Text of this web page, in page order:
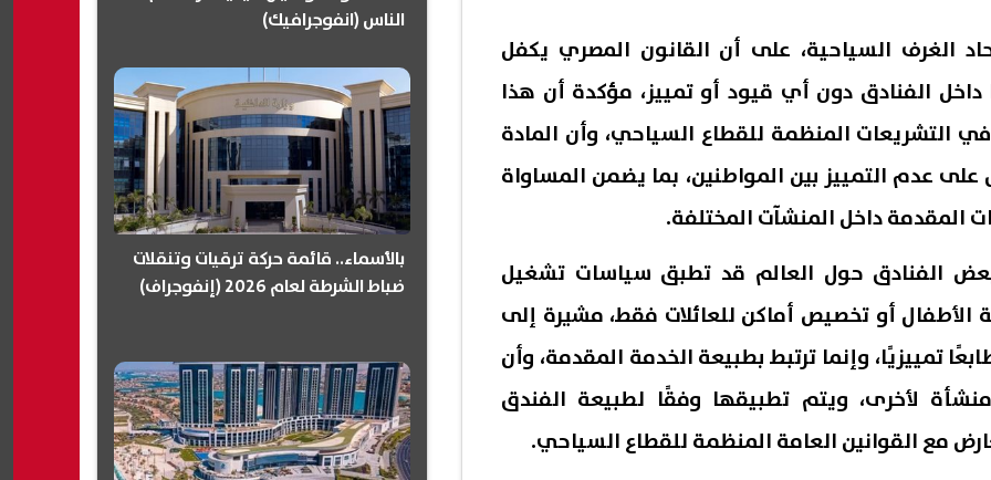
الغرف السياحية، على أن القانون المصري يكفل
داخل الفنادق دون أي قيود أو تمييز، مؤكدة أن هذا
المنظمة للقطاع السياحي، وأن المادة
على عدم التمييز بين المواطنين، بما يضمن المساواة
المقدمة داخل المنشآت المختلفة.
الفنادق حول العالم قد تطبق سياسات تشغيل
الأطفال أو تخصيص أماكن للعائلات فقط، مشيرة إلى
تمييزيًا، وإنما ترتبط بطبيعة الخدمة المقدمة، وأن
لأخرى، ويتم تطبيقها وفقًا لطبيعة الفندق
مع القوانين العامة المنظمة للقطاع السياحي.
الناس (انفوجرافيك)
بالأسماء.. قائمة حركة ترقيات وتنقلات
ضباط الشرطة لعام 2026 (إنفوجراف)